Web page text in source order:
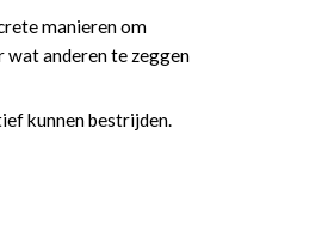
manieren om
wat anderen te zeggen
kunnen bestrijden.